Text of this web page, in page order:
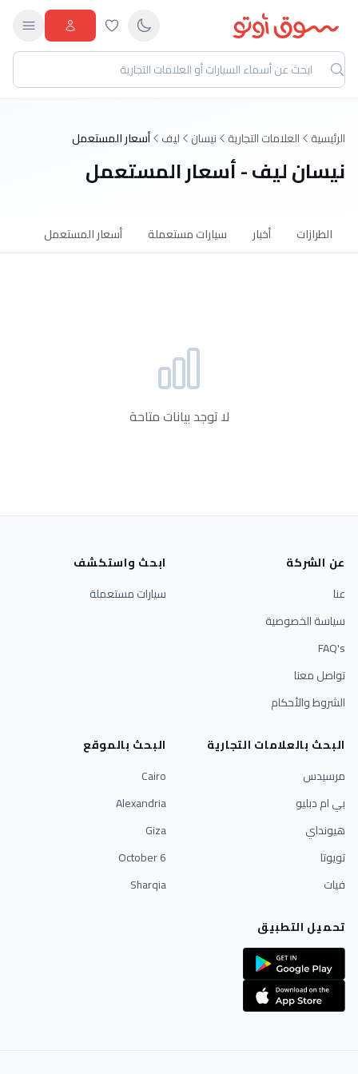
الرئيسية العلامات التجارية نيسان ليف أسعار المستعمل
نيسان ليف - أسعار المستعمل
الطرازات أخبار سيارات مستعملة أسعار المستعمل
لا توجد بيانات متاحة
عن الشركة
عنا
سياسة الخصوصية
FAQ's
تواصل معنا
الشروط والأحكام
ابحث واستكشف
سيارات مستعملة
البحث بالعلامات التجارية
مرسيدس
بي ام دبليو
هيونداي
تويوتا
فيات
البحث بالموقع
Cairo
Alexandria
Giza
6 October
Sharqia
تحميل التطبيق